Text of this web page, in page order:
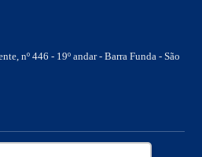
nº 446 - 19º andar - Barra Funda - São